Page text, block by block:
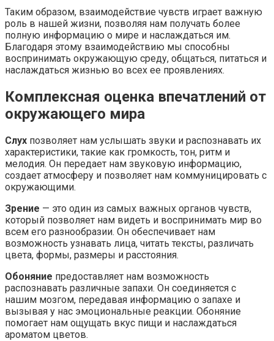
Таким образом, взаимодействие чувств играет важную
роль в нашей жизни, позволяя нам получать более
полную информацию о мире и наслаждаться им.
Благодаря этому взаимодействию мы способны
воспринимать окружающую среду, общаться, питаться и
наслаждаться жизнью во всех ее проявлениях.
Комплексная оценка впечатлений от
окружающего мира
Слух позволяет нам услышать звуки и распознавать их
характеристики, такие как громкость, тон, ритм и
мелодия. Он передает нам звуковую информацию,
создает атмосферу и позволяет нам коммуницировать с
окружающими.
Зрение — это один из самых важных органов чувств,
который позволяет нам видеть и воспринимать мир во
всем его разнообразии. Он обеспечивает нам
возможность узнавать лица, читать тексты, различать
цвета, формы, размеры и расстояния.
Обоняние предоставляет нам возможность
распознавать различные запахи. Он соединяется с
нашим мозгом, передавая информацию о запахе и
вызывая у нас эмоциональные реакции. Обоняние
помогает нам ощущать вкус пищи и наслаждаться
ароматом цветов.